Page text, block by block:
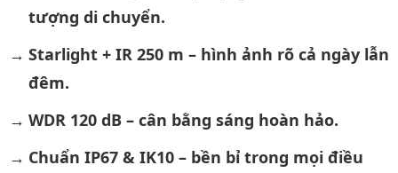
tượng di chuyển.
Starlight + IR 250 m – hình ảnh rõ cả ngày lẫn
đêm.
WDR 120 dB – cân bằng sáng hoàn hảo.
Chuẩn IP67 & IK10 – bền bỉ trong mọi điều